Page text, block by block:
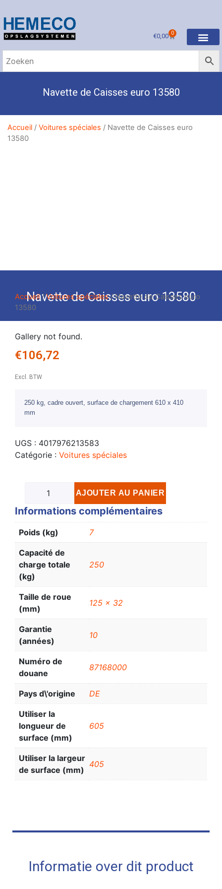
€0,00 0
Navette de Caisses euro 13580
Accueil / Voitures spéciales / Navette de Caisses euro
13580
Navette de Caisses euro 13580
Accueil/Voitures spéciales/ Navette de Caisses euro
13580
Gallery not found.
€106,72
Excl. BTW
250 kg, cadre ouvert, surface de chargement 610 x 410
mm
UGS : 4017976213583
Catégorie : Voitures spéciales
AJOUTER AU PANIER
Informations complémentaires
Poids (kg) 7
Capacité de
charge totale
(kg)
250
Taille de roue
(mm)
125 x 32
Garantie
(années)
10
Numéro de
douane
87168000
Pays d\'origine DE
Utiliser la
longueur de
surface (mm)
605
Utiliser la largeur
de surface (mm)
405
Informatie over dit product